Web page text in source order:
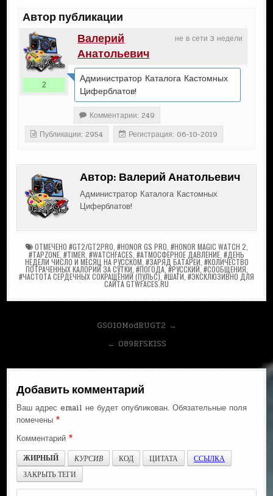
Автор публикации
не в сети 3 недели
Валерий
Анатольевич
2
Администратор Каталога Кастомных
Циферблатов!
Комментарии: 249
Публикации: 2954
Регистрация: 06-10-2019
Автор: Валерий Анатольевич
Администратор Каталога Кастомных
Циферблатов!
ОТМЕЧЕНО #GT2/GT2PRO #HONOR GS PRO #HONOR MAGIC WATCH 2
#TAPZONE #TIMER #WATCHFACES #АТМОСФЕРНОЕ ДАВЛЕНИЕ #ДЕНЬ
НЕДЕЛИ ЧИСЛО И МЕСЯЦ НА РУССКОМ #ЗАРЯД БАТАРЕИ #КОЛИЧЕСТВО
ПОТРАЧЕННЫХ КАЛОРИЙ ЗА СУТКИ #ПОГОДА,#РУССКИЙ,#СООБЩЕНИЯ
#ЧАСТОТА СЕРДЕЧНЫХ СОКРАЩЕНИЙ (ПУЛЬС) #ШАГИ #ЭКСКЛЮЗИВНО ДЛЯ
САЙТА GTWFACES.RU
GS010ModRUGT2 →
← 089RFSKISS
Добавить комментарий
Ваш адрес email не будет опубликован. Обязательные поля
помечены*
Комментарий*
ЖИРНЫЙ
КУРСИВ КОД ЦИТАТА
ССЫЛКА
ЗАКРЫТЬ ТЕГИ